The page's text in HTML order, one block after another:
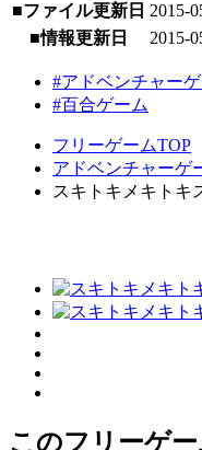
■ファイル更新日 2015-
■情報更新日
2015-
#アドベンチャー
#百合ゲーム
フリーゲームTOP
アドベンチャーゲ
スキトキメキトキ
このフリーゲ